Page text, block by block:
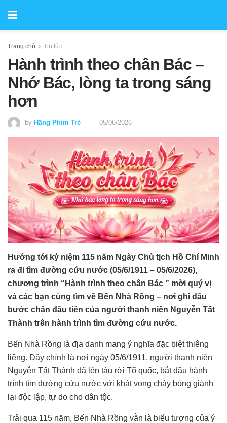
Trang chủ Tin tức
Hành trình theo chân Bác –
Nhớ Bác, lòng ta trong sáng
hơn
by Hãng Phim Trẻ 05/06/2026
Hướng tới kỷ niệm 115 năm Ngày Chủ tịch Hồ Chí Minh
ra đi tìm đường cứu nước (05/6/1911 – 05/6/2026),
chương trình “Hành trình theo chân Bác ” mời quý vị
và các bạn cùng tìm về Bến Nhà Rồng – nơi ghi dấu
bước chân đầu tiên của người thanh niên Nguyễn Tất
Thành trên hành trình tìm đường cứu nước.
Bến Nhà Rồng là địa danh mang ý nghĩa đặc biệt thiêng
liêng. Đây chính là nơi ngày 05/6/1911, người thanh niên
Nguyễn Tất Thành đã lên tàu rời Tổ quốc, bắt đầu hành
trình tìm đường cứu nước với khát vọng cháy bỏng giành
lại độc lập, tự do cho dân tộc.
Trải qua 115 năm, Bến Nhà Rồng vẫn là biểu tượng của ý